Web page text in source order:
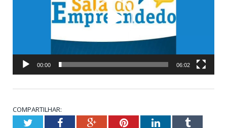
00:00 06:02
COMPARTILHAR:
TwitterFacebookGoogle+PinterestLinkedInTumblr